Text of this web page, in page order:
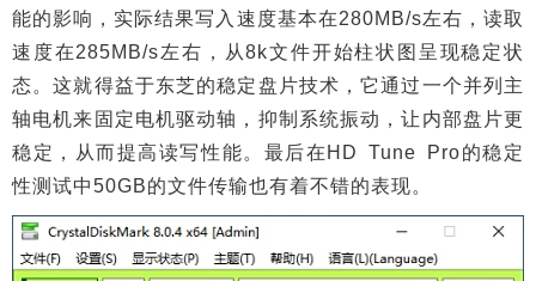
能的影响，实际结果写入速度基本在280MB/s左右，读取
速度在285MB/s左右，从8k文件开始柱状图呈现稳定状
态。这就得益于东芝的稳定盘片技术，它通过一个并列主
轴电机来固定电机驱动轴，抑制系统振动，让内部盘片更
稳定，从而提高读写性能。最后在HD Tune Pro的稳定
性测试中50GB的文件传输也有着不错的表现。